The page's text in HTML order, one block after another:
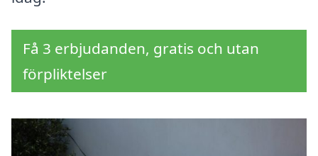
Få 3 erbjudanden, gratis och utan
förpliktelser